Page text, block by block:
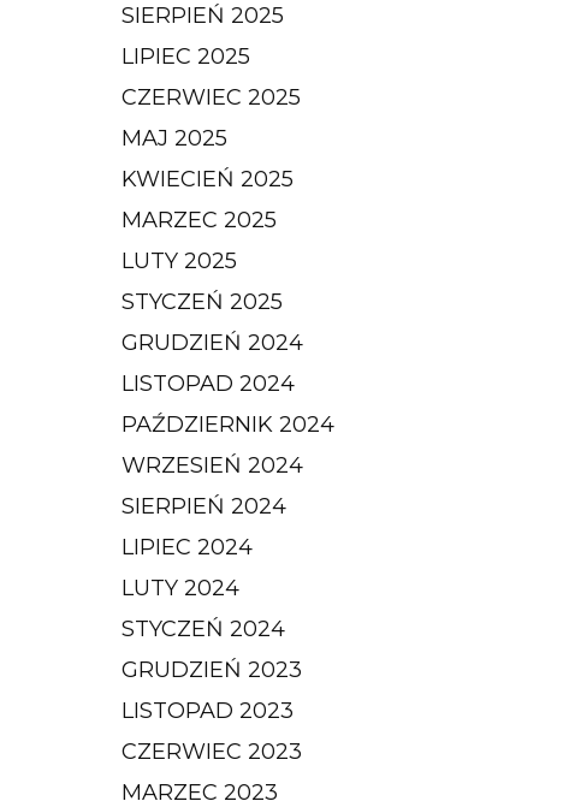
SIERPIEŃ 2025
LIPIEC 2025
CZERWIEC 2025
MAJ 2025
KWIECIEŃ 2025
MARZEC 2025
LUTY 2025
STYCZEŃ 2025
GRUDZIEŃ 2024
LISTOPAD 2024
PAŹDZIERNIK 2024
WRZESIEŃ 2024
SIERPIEŃ 2024
LIPIEC 2024
LUTY 2024
STYCZEŃ 2024
GRUDZIEŃ 2023
LISTOPAD 2023
CZERWIEC 2023
MARZEC 2023